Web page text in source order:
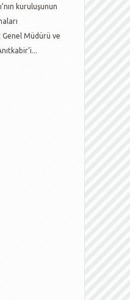
kuruluşunun
Müdürü ve